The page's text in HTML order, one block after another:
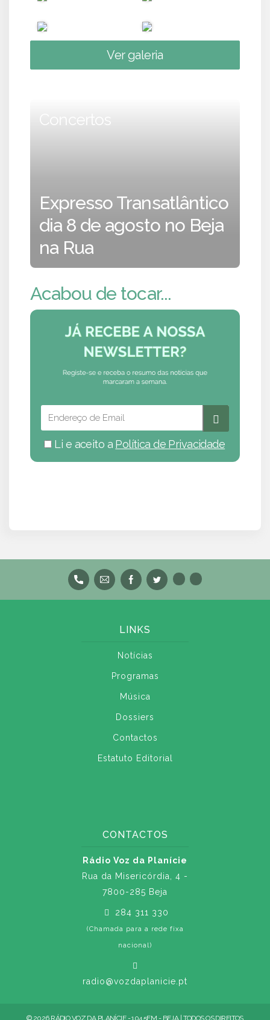
Ver galeria
Concertos
Expresso Transatlântico
dia 8 de agosto no Beja
na Rua
Acabou de tocar...
Li e aceito a Política de Privacidade
LINKS
Notícias
Programas
Música
Dossiers
Contactos
Estatuto Editorial
CONTACTOS
Rádio Voz da Planície
Rua da Misericórdia, 4 -
7800-285 Beja
284 311 330
(Chamada para a rede fixa
nacional)
radio@vozdaplanicie.pt